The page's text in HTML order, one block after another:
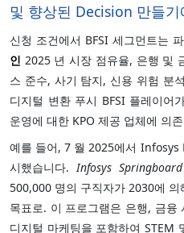
및 향상된 Decision 만들
신청 조건에서 BFSI 세그먼트는
인 2025 년 시장 점유율, 은행 및
스 준수, 사기 탐지, 신용 위험 분
디지털 변환 푸시 BFSI 플레이어
운영에 대한 KPO 제공 업체에 의
예를 들어, 7 월 2025에서
시했습니다.Infosys
500,000 명의 구직자가 2030에
목표로. 이 프로그램은 은행, 금
디지털 마케팅을 포함하여 STEM